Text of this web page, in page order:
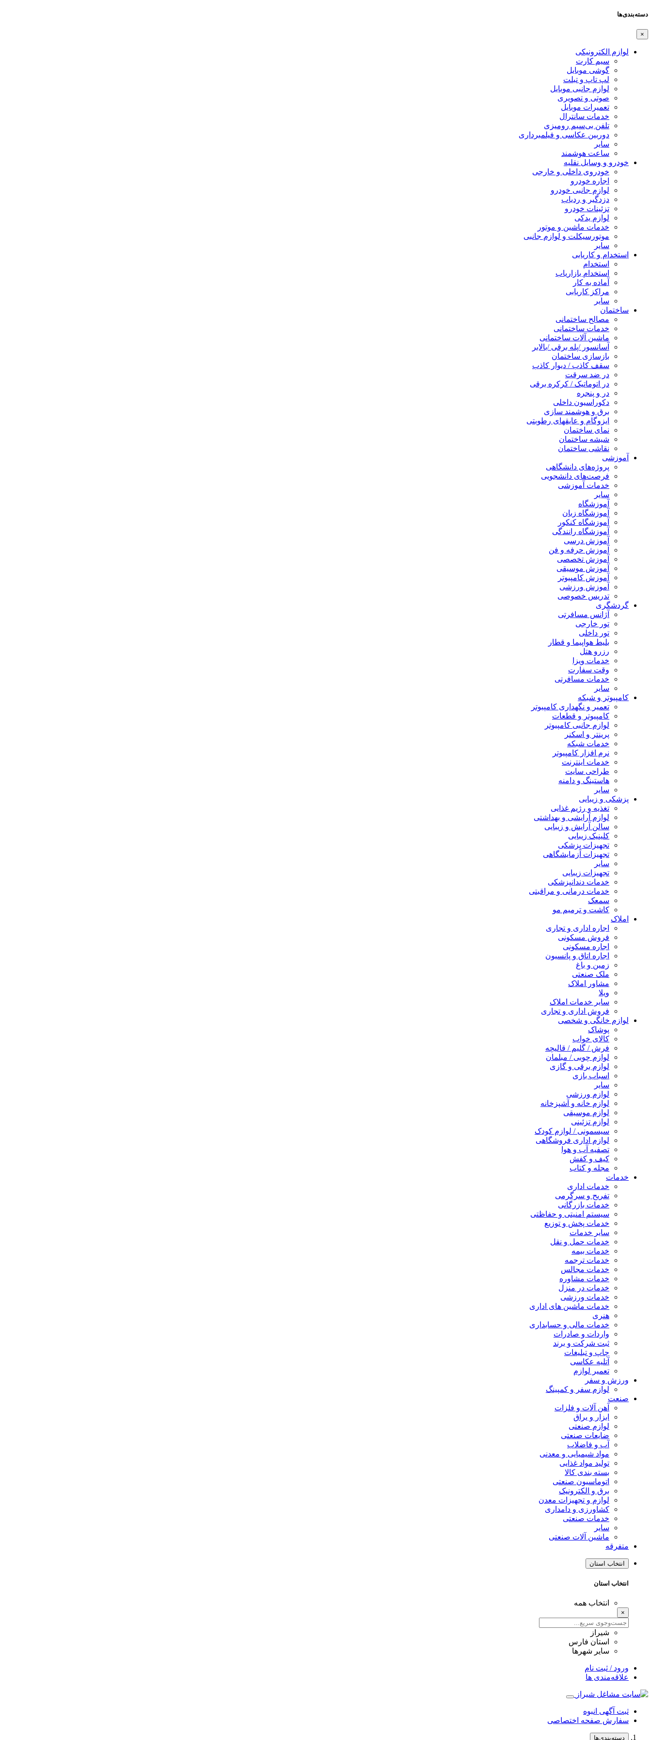
دسته‌بندی‌ها
×
لوازم الکترونیکی
سیم کارت
گوشی موبایل
لپ تاپ و تبلت
لوازم جانبی موبایل
صوتی و تصویری
تعمیرات موبایل
خدمات سانترال
تلفن بی‌سیم رومیزی
دوربین عکاسی و فیلمبرداری
سایر
ساعت هوشمند
خودرو و وسایل نقلیه
خودروی داخلی و خارجی
اجاره خودرو
لوازم جانبی خودرو
دزدگیر و ردیاب
تزئینات خودرو
لوازم یدکی
خدمات ماشین و موتور
موتورسیکلت و لوازم جانبی
سایر
استخدام و کاریابی
استخدام
استخدام بازاریاب
آماده به کار
مراکز کاریابی
سایر
ساختمان
مصالح ساختمانی
خدمات ساختمانی
ماشین آلات ساختمانی
آسانسور /پله برقی /بالابر
بازسازی ساختمان
سقف کاذب / دیوار کاذب
در ضد سرقت
در اتوماتیک / کرکره برقی
در و پنجره
دکوراسیون داخلی
برق و هوشمند سازی
ایزوگام و عایقهای رطوبتی
نمای ساختمان
شیشه ساختمان
نقاشی ساختمان
آموزشی
پروژه‌های دانشگاهی
فرصت‌های دانشجویی
خدمات آموزشی
سایر
آموزشگاه
آموزشگاه زبان
آموزشگاه کنکور
آموزشگاه رانندگی
آموزش درسی
آموزش حرفه و فن
آموزش تخصصی
آموزش موسیقی
آموزش کامپیوتر
آموزش ورزشی
تدریس خصوصی
گردشگری
آژانس مسافرتی
تور خارجی
تور داخلی
بلیط هواپیما و قطار
رزرو هتل
خدمات ویزا
وقت سفارت
خدمات مسافرتی
سایر
کامپیوتر و شبکه
تعمیر و نگهداری کامپیوتر
کامپیوتر و قطعات
لوازم جانبی کامپیوتر
پرینتر و اسکنر
خدمات شبکه
نرم افزار کامپیوتر
خدمات اینترنت
طراحی سایت
هاستینگ و دامنه
سایر
پزشکی و زیبایی
تغذیه و رژیم غذایی
لوازم آرایشی و بهداشتی
سالن آرایش و زیبایی
کلینیک زیبایی
تجهیزات پزشکی
تجهیزات آزمایشگاهی
سایر
تجهیزات زیبایی
خدمات دندانپزشکی
خدمات درمانی و مراقبتی
سمعک
کاشت و ترمیم مو
املاک
اجاره اداری و تجاری
فروش مسکونی
اجاره مسکونی
اجاره اتاق و پانسیون
زمین و باغ
ملک صنعتی
مشاور املاک
ویلا
سایر خدمات املاک
فروش اداری و تجاری
لوازم خانگی و شخصی
پوشاک
کالای خواب
فرش / گلیم / قالیچه
لوازم چوبی / مبلمان
لوازم برقی و گازی
اسباب بازی
سایر
لوازم ورزشی
لوازم خانه و آشپزخانه
لوازم موسیقی
لوازم تزئینی
سیسمونی / لوازم کودک
لوازم اداری فروشگاهی
تصفیه آب و هوا
کیف و کفش
مجله و کتاب
خدمات
خدمات اداری
تفریح و سرگرمی
خدمات بازرگانی
سیستم امنیتی و حفاظتی
خدمات پخش و توزیع
سایر خدمات
خدمات حمل و نقل
خدمات بیمه
خدمات ترجمه
خدمات مجالس
خدمات مشاوره
خدمات در منزل
خدمات ورزشی
خدمات ماشین های اداری
هنری
خدمات مالی و حسابداری
واردات و صادرات
ثبت شرکت و برند
چاپ و تبلیغات
آتلیه عکاسی
تعمیر لوازم
ورزش و سفر
لوازم سفر و کمپینگ
صنعت
آهن آلات و فلزات
ابزار و یراق
لوازم صنعتی
ضایعات صنعتی
آب و فاضلاب
مواد شیمیایی و معدنی
تولید مواد غذایی
بسته بندی کالا
اتوماسیون صنعتی
برق و الکترونیک
لوازم و تجهیزات معدن
کشاورزی و دامداری
خدمات صنعتی
سایر
ماشین آلات صنعتی
متفرقه
انتخاب استان
انتخاب استان
انتخاب همه
×
شیراز
استان فارس
سایر شهرها
ورود / ثبت نام
علاقه‌مندی ها
ثبت آگهی انبوه
سفارش صفحه اختصاصی
دسته‌بندی‌ها